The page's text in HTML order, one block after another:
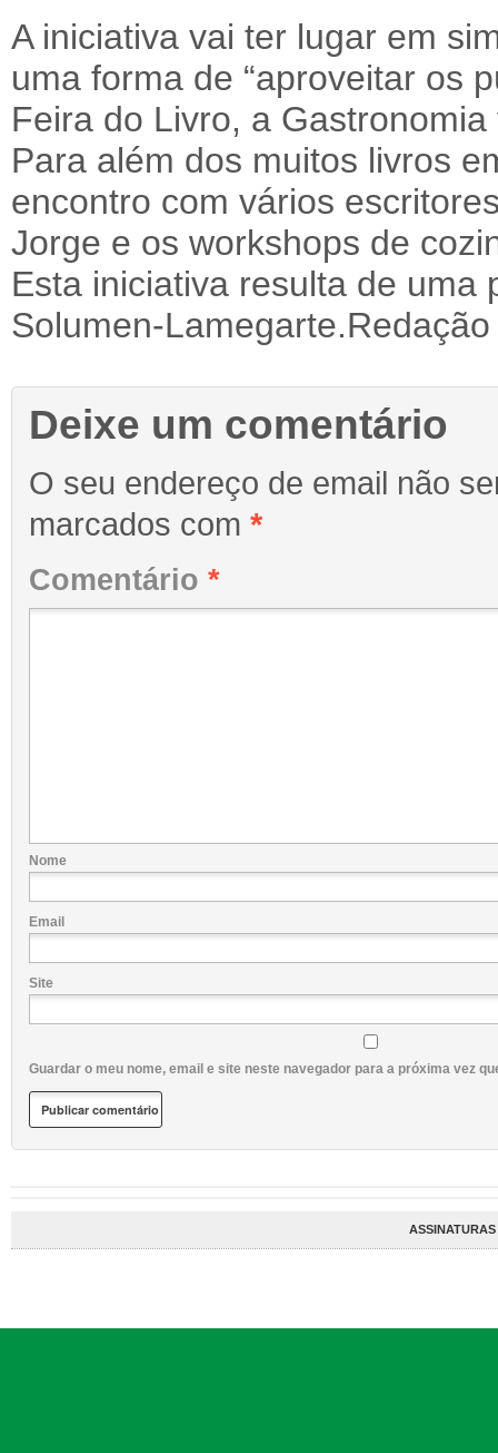
A iniciativa vai ter lugar em
uma forma de “aproveitar os
Feira do Livro, a
Para além dos muitos livros
encontro com vários
Jorge e os workshops de
Esta iniciativa resulta de uma
Solumen-
Deixe um comentário
O seu endereço de email não
marcados com *
Comentário *
Nome
Email
Site
Guardar o meu nome, email e site neste navegador para a próxima vez
ASSINATURAS